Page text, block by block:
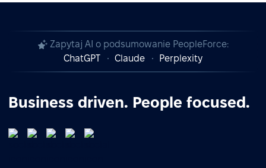
Zapytaj AI o podsumowanie PeopleForce:
ChatGPT
Claude Perplexity
Business driven. People focused.